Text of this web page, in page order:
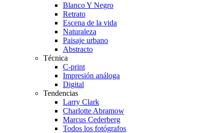
Blanco Y Negro
Retrato
Escena de la vida
Naturaleza
Paisaje urbano
Abstracto
Técnica
C-print
Impresión análoga
Digital
Tendencias
Larry Clark
Charlotte Abramow
Marcus Cederberg
Todos los fotógrafos